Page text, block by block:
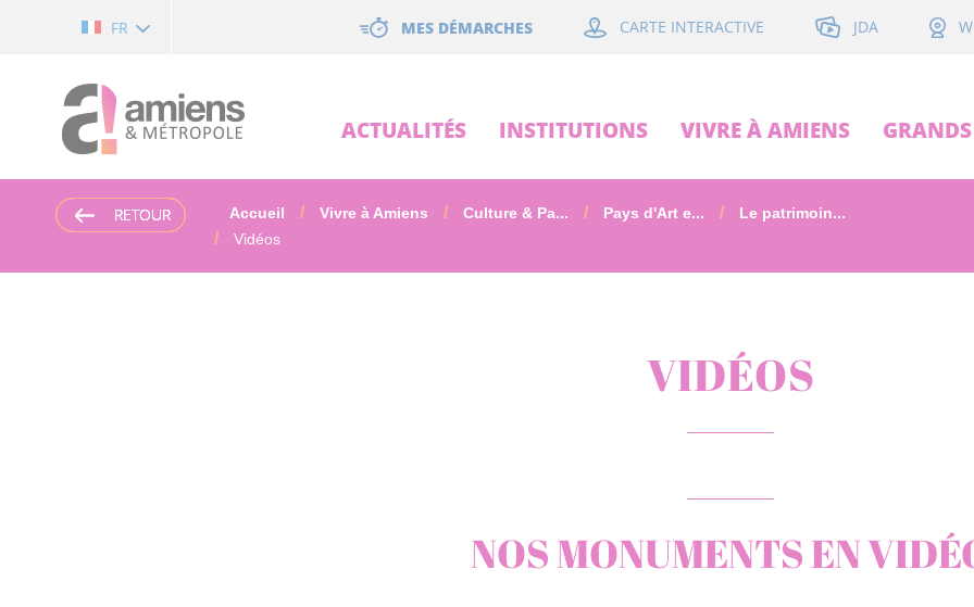
FR MES DÉMARCHES CARTE INTERACTIVE JDA
ACTUALITÉS INSTITUTIONS VIVRE À AMIENS
RETOUR
RETOUR
RETOUR
RETOUR Accueil Vivre à Amiens Culture & Pa... Pays d'Art e...
Le patrimoin...
Vidéos
VIDÉOS
NOS MONUMENTS EN